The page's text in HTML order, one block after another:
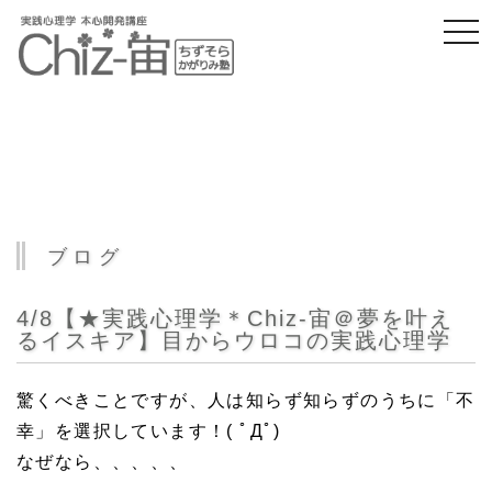
ブログ
4/8【★実践心理学＊Chiz-宙＠夢を叶え
るイスキア】目からウロコの実践心理学
驚くべきことですが、人は知らず知らずのうちに「不
幸」を選択しています！( ﾟДﾟ)
なぜなら、、、、、